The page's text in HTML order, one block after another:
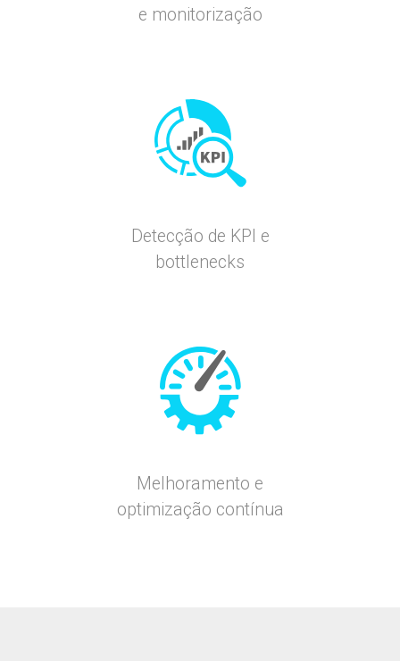
e monitorização
Detecção de KPI e
bottlenecks
Melhoramento e
optimização contínua